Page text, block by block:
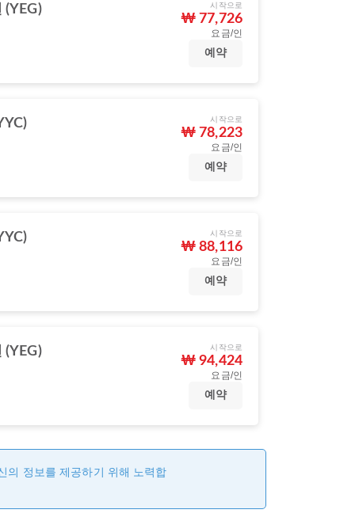
(YEG) 시작으로
₩ 77,726
요금/인
예약
시작으로
₩ 78,223
요금/인
예약
시작으로
₩ 88,116
요금/인
예약
(YEG) 시작으로
₩ 94,424
요금/인
예약
의 정보를 제공하기 위해 노력합